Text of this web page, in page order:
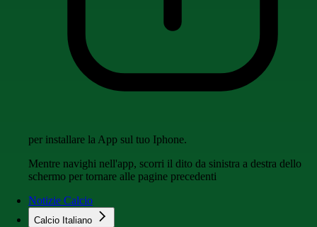
per installare la App sul tuo Iphone.
Mentre navighi nell'app, scorri il dito da sinistra a destra dello
schermo per tornare alle pagine precedenti
Notizie Calcio
Calcio Italiano